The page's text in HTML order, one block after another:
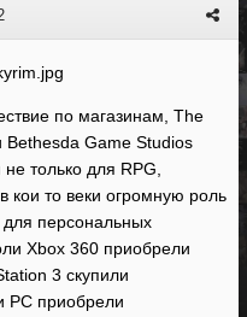
по магазинам, The
Bethesda Game Studios
только для RPG,
кои то веки огромную роль
персональных
Xbox 360 приобрели
3 скупили
PC приобрели